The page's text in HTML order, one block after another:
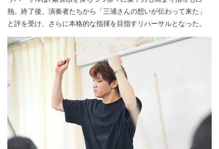
熱。終了後、演奏者たちから「三浦さんの想いが伝わって来た」
と評を受け、さらに本格的な指揮を目指すリハーサルとなった。